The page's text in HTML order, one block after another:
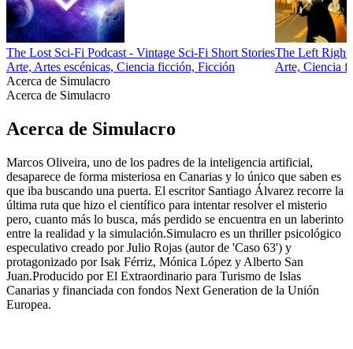
The Lost Sci-Fi Podcast - Vintage Sci-Fi Short Stories
Arte, Artes escénicas, Ciencia ficción, Ficción
The Left Right
Arte, Ciencia
Acerca de Simulacro
Acerca de Simulacro
Acerca de Simulacro
Marcos Oliveira, uno de los padres de la inteligencia artificial,
desaparece de forma misteriosa en Canarias y lo único que saben es
que iba buscando una puerta. El escritor Santiago Álvarez recorre la
última ruta que hizo el científico para intentar resolver el misterio
pero, cuanto más lo busca, más perdido se encuentra en un laberinto
entre la realidad y la simulación.Simulacro es un thriller psicológico
especulativo creado por Julio Rojas (autor de 'Caso 63') y
protagonizado por Isak Férriz, Mónica López y Alberto San
Juan.Producido por El Extraordinario para Turismo de Islas
Canarias y financiada con fondos Next Generation de la Unión
Europea.